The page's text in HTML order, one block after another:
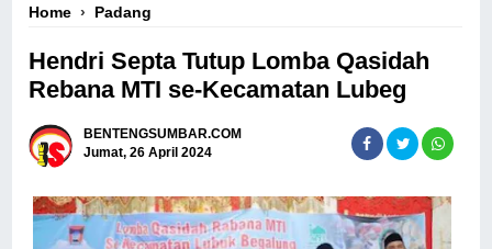
Home › Padang
Hendri Septa Tutup Lomba Qasidah
Rebana MTI se-Kecamatan Lubeg
BENTENGSUMBAR.COM
Jumat, 26 April 2024